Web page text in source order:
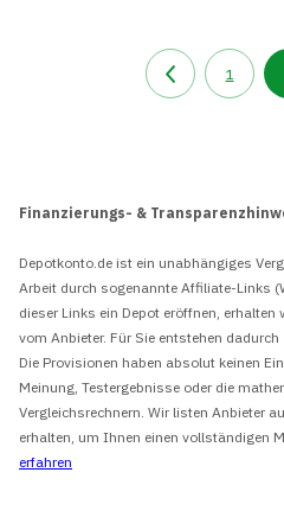
1
Finanzierungs- &
Depotkonto.de ist ein unabhängiges
Arbeit durch sogenannte Affiliate-Links
dieser Links ein Depot eröffnen,
vom Anbieter. Für Sie entstehen dadurch
Die Provisionen haben absolut keinen
Meinung, Testergebnisse oder die
Vergleichsrechnern. Wir listen Anbieter
erhalten, um Ihnen einen vollständigen
erfahren